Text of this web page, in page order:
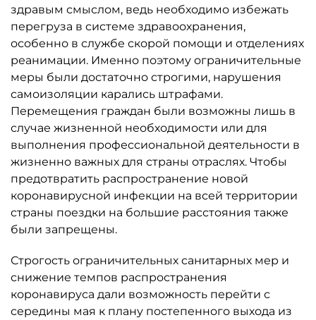
здравым смыслом, ведь необходимо избежать
перегруза в системе здравоохранения,
особенно в службе скорой помощи и отделениях
реанимации. Именно поэтому ограничительные
меры были достаточно строгими, нарушения
самоизоляции карались штрафами.
Перемещения граждан были возможны лишь в
случае жизненной необходимости или для
выполнения профессиональной деятельности в
жизненно важных для страны отраслях. Чтобы
предотвратить распространение новой
коронавирусной инфекции на всей территории
страны поездки на большие расстояния также
были запрещены.
Строгость ограничительных санитарных мер и
снижение темпов распространения
коронавируса дали возможность перейти с
середины мая к плану постепенного выхода из